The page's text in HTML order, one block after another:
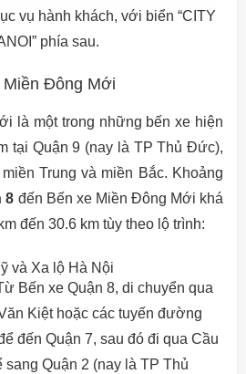
vụ hành khách, với biển “CITY
phía sau.
Miền Đông Mới
là một trong những bến xe hiện
tại Quận 9 (nay là TP Thủ Đức),
Trung và miền Bắc. Khoảng
8 đến Bến xe Miền Đông Mới khá
đến 30.6 km tùy theo lộ trình:
và Xa lộ Hà Nội
Bến xe Quận 8, di chuyển qua
Kiệt hoặc các tuyến đường
đến Quận 7, sau đó đi qua Cầu
sang Quận 2 (nay là TP Thủ